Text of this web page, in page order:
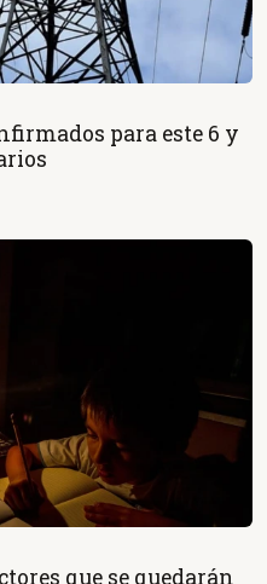
para este 6 y
que se quedarán